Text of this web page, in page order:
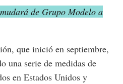
de Grupo Modelo a
que inició en septiembre,
una serie de medidas de
en Estados Unidos y